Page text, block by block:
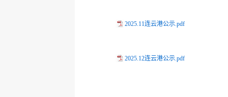
2025.11连云港公示.pdf
2025.12连云港公示.pdf